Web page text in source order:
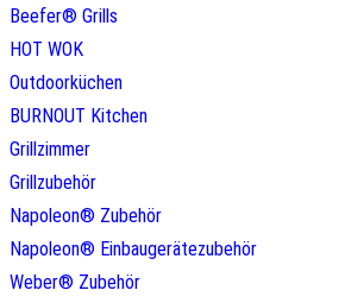
Beefer® Grills
HOT WOK
Outdoorküchen
BURNOUT Kitchen
Grillzimmer
Grillzubehör
Napoleon® Zubehör
Napoleon® Einbaugerätezubehör
Weber® Zubehör